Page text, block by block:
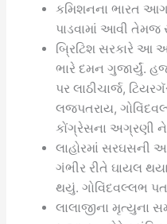
કમિશનના ભારત
પાડવામાં આવી તેમજ
બ્રિટિશ સરકારે આ
ભારે દમન ગુજાર્યું.
પર લાઠીચાર્જ,
લજપતરાય,
કોંગ્રેસના અગ્રણી
લાહોરમાં સરઘસની
ગંભીર રીતે ઘાયલ
થયું. ગોવિંદવલ્લભ
લાલાજીના મૃત્યુના